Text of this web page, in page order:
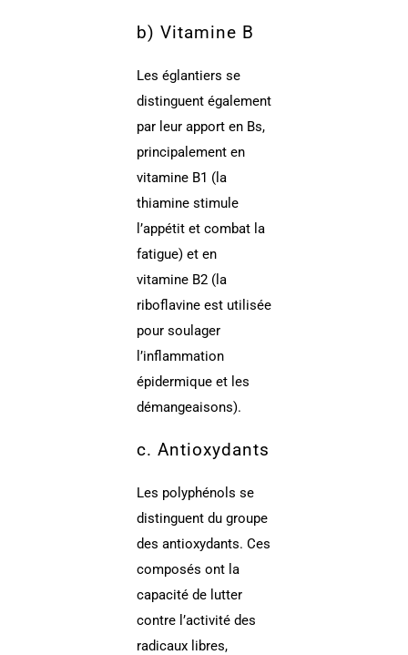
b) Vitamine B
Les églantiers se
distinguent également
par leur apport en Bs,
principalement en
vitamine B1 (la
thiamine stimule
l’appétit et combat la
fatigue) et en
vitamine B2 (la
riboflavine est utilisée
pour soulager
l’inflammation
épidermique et les
démangeaisons).
c. Antioxydants
Les polyphénols se
distinguent du groupe
des antioxydants. Ces
composés ont la
capacité de lutter
contre l’activité des
radicaux libres,